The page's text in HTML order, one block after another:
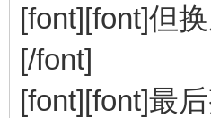
[font][font]但
[/font]
[font][font]最